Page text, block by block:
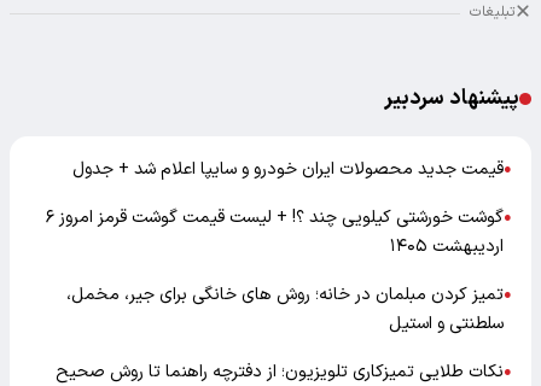
تبلیغات
پیشنهاد سردبیر
●قیمت جدید محصولات ایران خودرو و سایپا اعلام شد + جدول
●
گوشت خورشتی کیلویی چند ؟! + لیست قیمت گوشت قرمز امروز ۶
اردیبهشت ۱۴۰۵
●تمیز کردن مبلمان در خانه؛ روش های خانگی برای جیر، مخمل،
سلطنتی و استیل
●نکات طلایی تمیزکاری تلویزیون؛ از دفترچه راهنما تا روش صحیح